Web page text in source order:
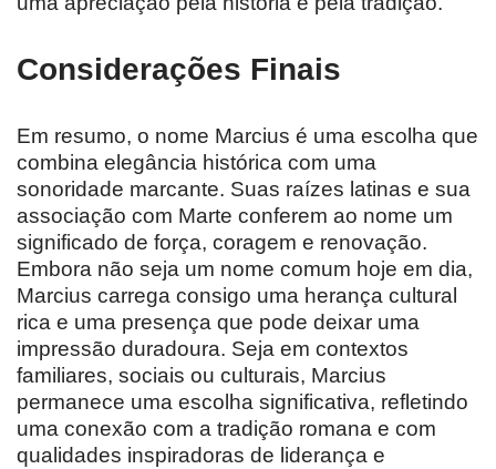
Considerações Finais
Em resumo, o nome Marcius é uma escolha que
combina elegância histórica com uma
sonoridade marcante. Suas raízes latinas e sua
associação com Marte conferem ao nome um
significado de força, coragem e renovação.
Embora não seja um nome comum hoje em dia,
Marcius carrega consigo uma herança cultural
rica e uma presença que pode deixar uma
impressão duradoura. Seja em contextos
familiares, sociais ou culturais, Marcius
permanece uma escolha significativa, refletindo
uma conexão com a tradição romana e com
qualidades inspiradoras de liderança e